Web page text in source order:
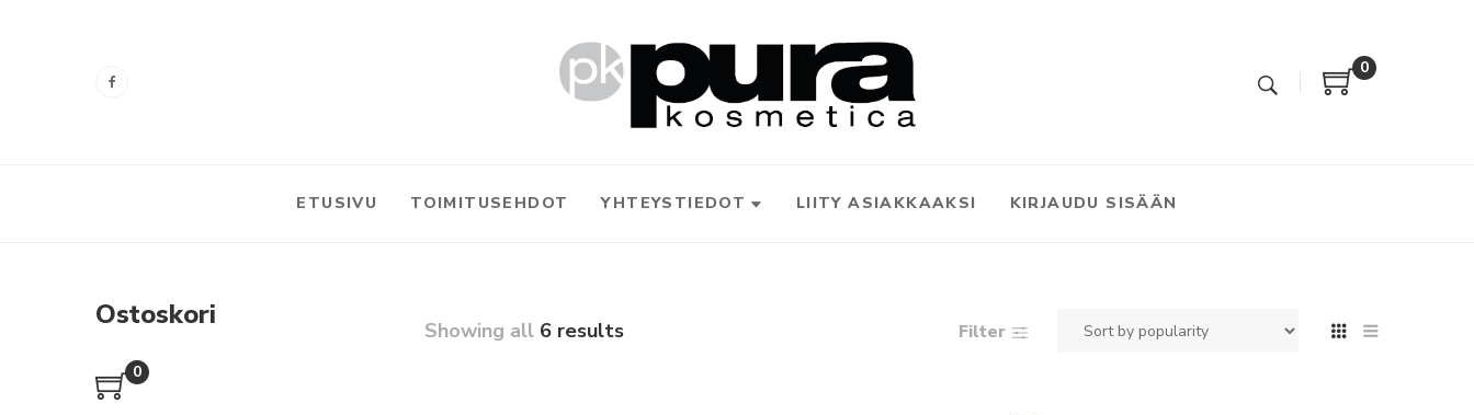
0
ETUSIVU TOIMITUSEHDOT YHTEYSTIEDOT LIITY ASIAKKAAKSI KIRJAUDU SISÄÄN
Showing all 6 results Filter
Ostoskori
0